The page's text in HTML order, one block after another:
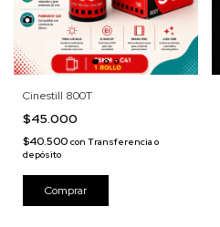
Cinestill 800T
$45.000
$40.500 con Transferencia o
depósito